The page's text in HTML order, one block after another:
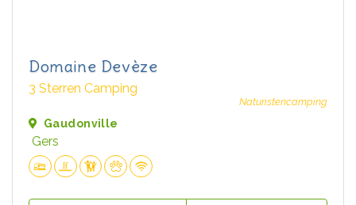
Domaine Devèze
3 Sterren Camping
Naturistencamping
Gaudonville
Gers